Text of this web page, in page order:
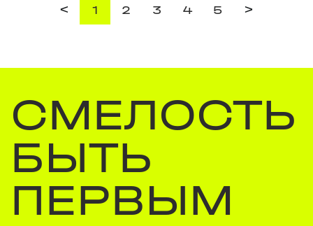
< 1 2 3 4 5 >
СМЕЛОСТЬ
БЫТЬ
ПЕРВЫМ